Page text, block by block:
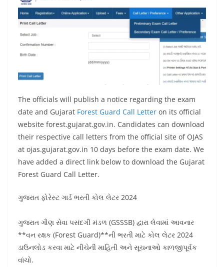
The officials will publish a notice regarding the exam
date and Gujarat Forest Guard Call Letter on its official
website forest.gujarat.gov.in. Candidates can download
their respective call letters from the official site of OJAS
at ojas.gujarat.gov.in 10 days before the exam date. We
have added a direct link below to download the Gujarat
Forest Guard Call Letter.
ગુજરાત ફોરેસ્ટ ગાર્ડ ભરતી કોલ લેટર 2024
ગુજરાત ગૌણ સેવા પસંદગી મંડળ (GSSSB) દ્વારા લેવામાં આવનાર
**વન રક્ષક (Forest Guard)**ની ભરતી માટે કોલ લેટર 2024
ડાઉનલોડ કરવા માટે નીચેની માહિતી અને સૂચનાઓ કાળજીપૂર્વક
વાંચો.